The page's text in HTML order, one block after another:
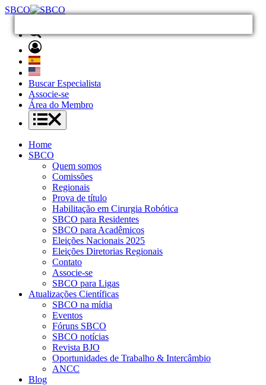
SBCO
Buscar Especialista
Associe-se
Área do Membro
Home
SBCO
Quem somos
Comissões
Regionais
Prova de título
Habilitação em Cirurgia Robótica
SBCO para Residentes
SBCO para Acadêmicos
Eleições Nacionais 2025
Eleições Diretorias Regionais
Contato
Associe-se
SBCO para Ligas
Atualizações Científicas
SBCO na mídia
Eventos
Fóruns SBCO
SBCO notícias
Revista BJO
Oportunidades de Trabalho & Intercâmbio
ANCC
Blog